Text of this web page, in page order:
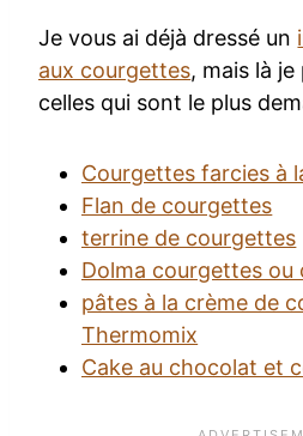
Je vous ai déjà dressé un
aux courgettes, mais là
celles qui sont le plus
Courgettes farcies à
Flan de courgettes
terrine de courgettes
Dolma courgettes
pâtes à la crème de
Thermomix
Cake au chocolat et